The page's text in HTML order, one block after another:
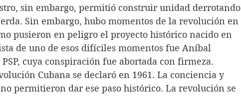
sin embargo, permitió construir unidad derrotando
Sin embargo, hubo momentos de la revolución en
pusieron en peligro el proyecto histórico nacido en
de uno de esos difíciles momentos fue Aníbal
cuya conspiración fue abortada con firmeza.
Cubana se declaró en 1961. La conciencia y
permitieron dar ese paso histórico. La revolución se